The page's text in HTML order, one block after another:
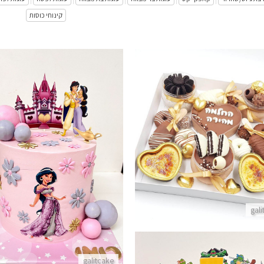
קינוחי כוסות
galitcake
עוגת נסיכות אלאדין
פרטים נוספים
לבידוד מארז החלמה מהירה
פרטים נוספים